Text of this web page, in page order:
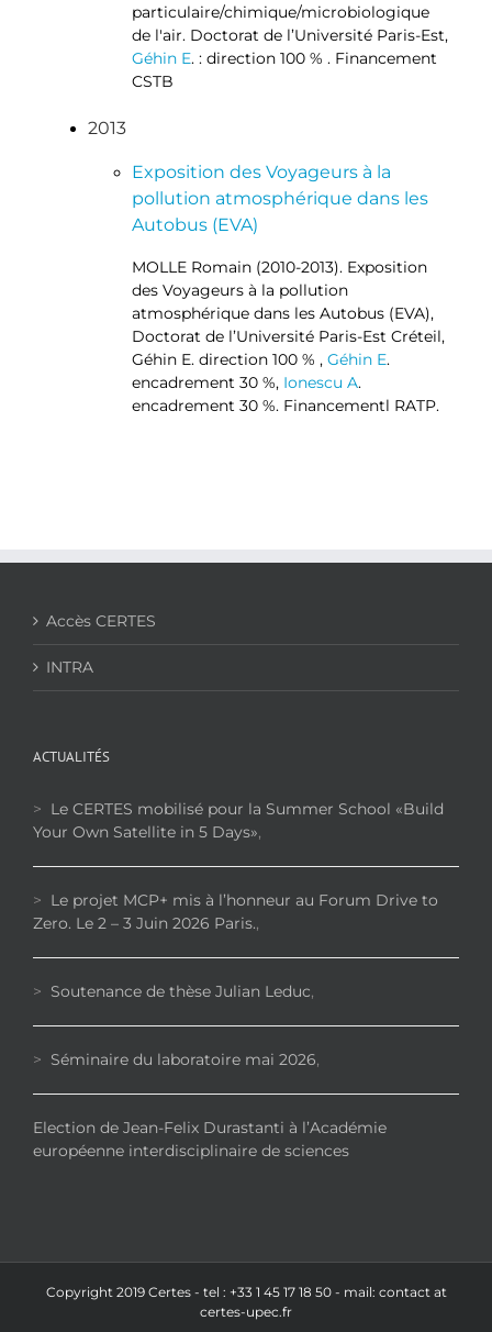
particulaire/chimique/microbiologique
de l'air. Doctorat de l’Université Paris-Est,
Géhin E. : direction 100 % . Financement
CSTB
2013
Exposition des Voyageurs à la
pollution atmosphérique dans les
Autobus (EVA)
MOLLE Romain (2010-2013). Exposition
des Voyageurs à la pollution
atmosphérique dans les Autobus (EVA),
Doctorat de l’Université Paris-Est Créteil,
Géhin E. direction 100 % , Géhin E.
encadrement 30 %, Ionescu A.
encadrement 30 %. Financementl RATP.
Accès CERTES
INTRA
ACTUALITÉS
> Le CERTES mobilisé pour la Summer School «Build
Your Own Satellite in 5 Days»,
> Le projet MCP+ mis à l’honneur au Forum Drive to
Zero. Le 2 – 3 Juin 2026 Paris.,
> Soutenance de thèse Julian Leduc,
> Séminaire du laboratoire mai 2026,
Election de Jean-Felix Durastanti à l’Académie
européenne interdisciplinaire de sciences
Copyright 2019 Certes - tel : +33 1 45 17 18 50 - mail: contact at
certes-upec.fr